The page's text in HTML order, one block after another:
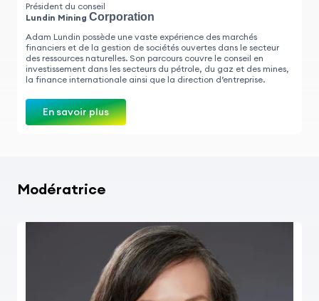
Président du conseil
Lundin Mining Corporation
Adam Lundin possède une vaste expérience des marchés
financiers et de la gestion de sociétés ouvertes dans le secteur
des ressources naturelles. Son parcours couvre le conseil en
investissement dans les secteurs du pétrole, du gaz et des mines,
la finance internationale ainsi que la direction d’entreprise.
En savoir plus
Modératrice